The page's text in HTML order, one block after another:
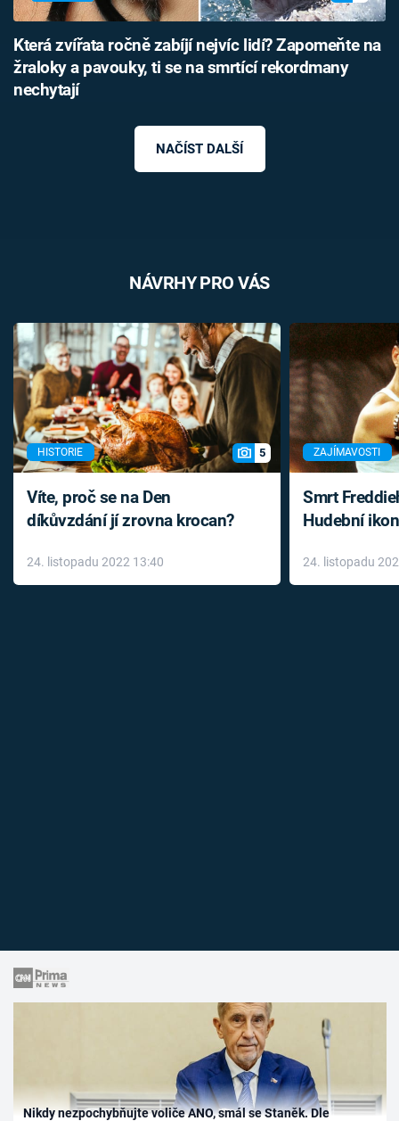
Která zvířata ročně zabíjí nejvíc lidí? Zapomeňte na
žraloky a pavouky, ti se na smrtící rekordmany
nechytají
NAČÍST DALŠÍ
NÁVRHY PRO VÁS
HISTORIE 5
Víte, proč se na Den
díkůvzdání jí zrovna krocan?
24. listopadu 2022 13:40
ZAJÍMAVOSTI
Smrt
Hudební
léky
24. listopadu
Nikdy nezpochybňujte voliče ANO, smál se Staněk. Dle